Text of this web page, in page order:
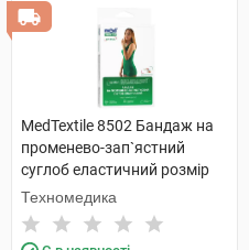
MedTextile 8502 Бандаж на
променево-зап`ястний
суглоб еластичний розмір
S/M 1 шт
Техномедика